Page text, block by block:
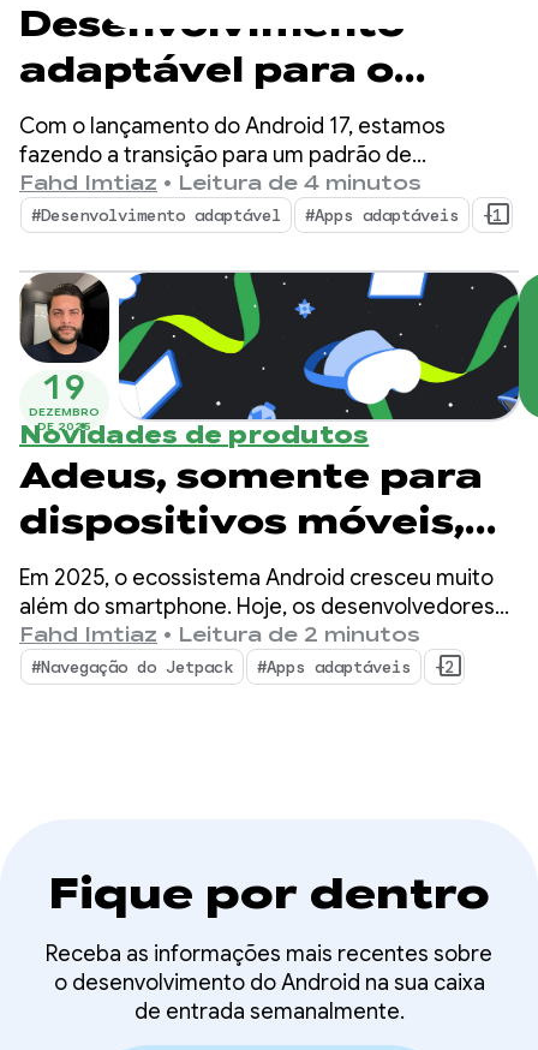
Desenvolvimento
adaptável para o
ecossistema Android
em expansão
Com o lançamento do Android 17, estamos
fazendo a transição para um padrão de
desenvolvimento adaptável. Os usuários não
dependem mais de um único formato. Eles fazem
a transição entre smartphones, dispositivos
dobráveis, tablets, laptops, telas automotivas e
ambientes XR imersivos ao longo do dia.
Fahd Imtiaz • Leitura de 4 minutos
#Desenvolvimento adaptável #Apps adaptáveis +1
19
DEZEMBRO
DE 2025
Novidades de produtos
Adeus, somente para
dispositivos móveis,
olá, adaptável: três
atualizações
essenciais de 2025
Em 2025, o ecossistema Android cresceu muito
além do smartphone. Hoje, os desenvolvedores
têm a oportunidade de alcançar mais de 500
milhões de dispositivos ativos, incluindo
dispositivos dobráveis, tablets, XR, Chromebooks
Fahd Imtiaz • Leitura de 2 minutos
#Navegação do Jetpack #Apps adaptáveis +2
Fique por dentro
Receba as informações mais recentes sobre
o desenvolvimento do Android na sua caixa
de entrada semanalmente.